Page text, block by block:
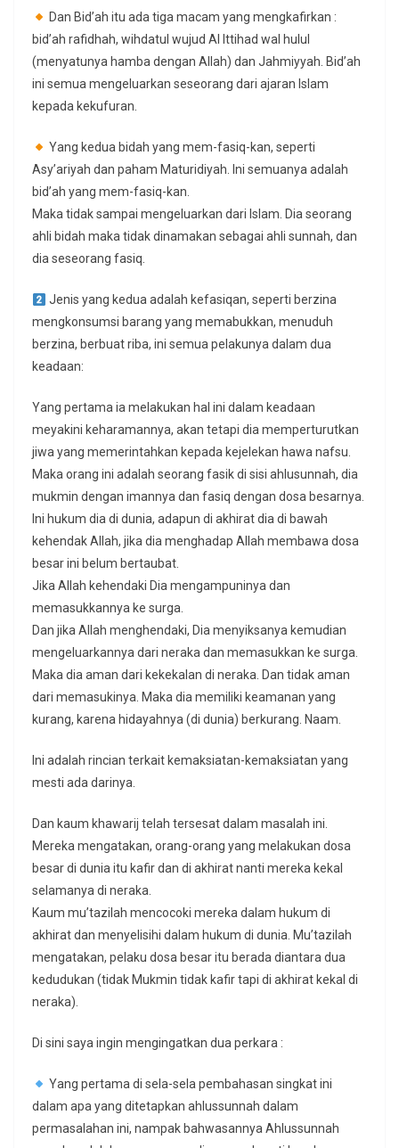
Dan Bid’ah itu ada tiga macam yang mengkafirkan :
bid’ah rafidhah, wihdatul wujud Al Ittihad wal hulul
(menyatunya hamba dengan Allah) dan Jahmiyyah. Bid’ah
ini semua mengeluarkan seseorang dari ajaran Islam
kepada kekufuran.
Yang kedua bidah yang mem-fasiq-kan, seperti
Asy’ariyah dan paham Maturidiyah. Ini semuanya adalah
bid’ah yang mem-fasiq-kan.
Maka tidak sampai mengeluarkan dari Islam. Dia seorang
ahli bidah maka tidak dinamakan sebagai ahli sunnah, dan
dia seseorang fasiq.
Jenis yang kedua adalah kefasiqan, seperti berzina
mengkonsumsi barang yang memabukkan, menuduh
berzina, berbuat riba, ini semua pelakunya dalam dua
keadaan:
Yang pertama ia melakukan hal ini dalam keadaan
meyakini keharamannya, akan tetapi dia memperturutkan
jiwa yang memerintahkan kepada kejelekan hawa nafsu.
Maka orang ini adalah seorang fasik di sisi ahlusunnah, dia
mukmin dengan imannya dan fasiq dengan dosa besarnya.
Ini hukum dia di dunia, adapun di akhirat dia di bawah
kehendak Allah, jika dia menghadap Allah membawa dosa
besar ini belum bertaubat.
Jika Allah kehendaki Dia mengampuninya dan
memasukkannya ke surga.
Dan jika Allah menghendaki, Dia menyiksanya kemudian
mengeluarkannya dari neraka dan memasukkan ke surga.
Maka dia aman dari kekekalan di neraka. Dan tidak aman
dari memasukinya. Maka dia memiliki keamanan yang
kurang, karena hidayahnya (di dunia) berkurang. Naam.
Ini adalah rincian terkait kemaksiatan-kemaksiatan yang
mesti ada darinya.
Dan kaum khawarij telah tersesat dalam masalah ini.
Mereka mengatakan, orang-orang yang melakukan dosa
besar di dunia itu kafir dan di akhirat nanti mereka kekal
selamanya di neraka.
Kaum mu’tazilah mencocoki mereka dalam hukum di
akhirat dan menyelisihi dalam hukum di dunia. Mu’tazilah
mengatakan, pelaku dosa besar itu berada diantara dua
kedudukan (tidak Mukmin tidak kafir tapi di akhirat kekal di
neraka).
Di sini saya ingin mengingatkan dua perkara :
Yang pertama di sela-sela pembahasan singkat ini
dalam apa yang ditetapkan ahlussunnah dalam
permasalahan ini, nampak bahwasannya Ahlussunnah